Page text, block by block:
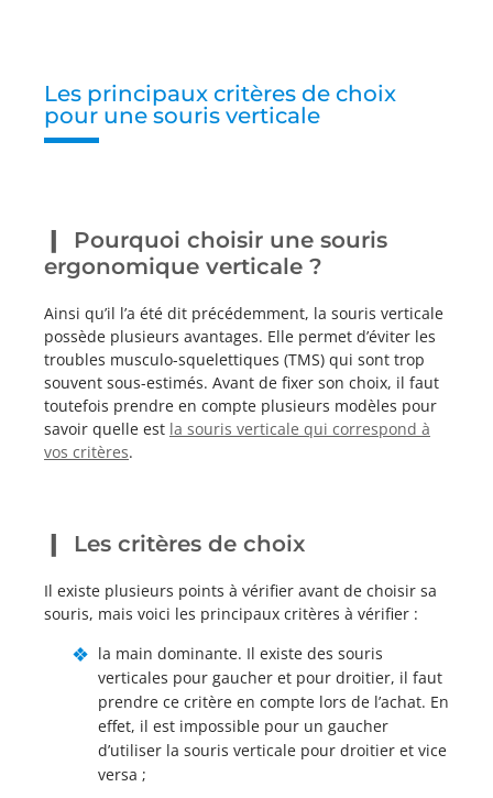
Les principaux critères de choix
pour une souris verticale
Pourquoi choisir une souris
ergonomique verticale ?
Ainsi qu’il l’a été dit précédemment, la souris verticale
possède plusieurs avantages. Elle permet d’éviter les
troubles musculo-squelettiques (TMS) qui sont trop
souvent sous-estimés. Avant de fixer son choix, il faut
toutefois prendre en compte plusieurs modèles pour
savoir quelle est la souris verticale qui correspond à
vos critères.
Les critères de choix
Il existe plusieurs points à vérifier avant de choisir sa
souris, mais voici les principaux critères à vérifier :
la main dominante. Il existe des souris
verticales pour gaucher et pour droitier, il faut
prendre ce critère en compte lors de l’achat. En
effet, il est impossible pour un gaucher
d’utiliser la souris verticale pour droitier et vice
versa ;